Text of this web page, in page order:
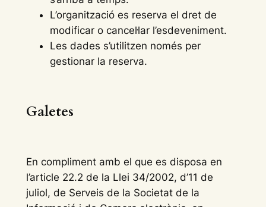
L’organització es reserva el dret de
modificar o cancel·lar l’esdeveniment.
Les dades s’utilitzen només per
gestionar la reserva.
Galetes
En compliment amb el que es disposa en
l’article 22.2 de la Llei 34/2002, d’11 de
juliol, de Serveis de la Societat de la